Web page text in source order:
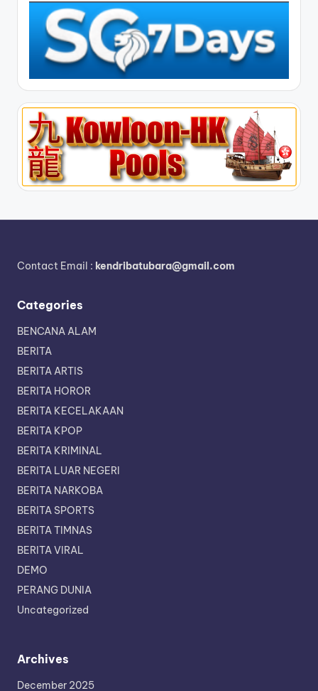
Contact Email : kendribatubara@gmail.com
Categories
BENCANA ALAM
BERITA
BERITA ARTIS
BERITA HOROR
BERITA KECELAKAAN
BERITA KPOP
BERITA KRIMINAL
BERITA LUAR NEGERI
BERITA NARKOBA
BERITA SPORTS
BERITA TIMNAS
BERITA VIRAL
DEMO
PERANG DUNIA
Uncategorized
Archives
December 2025